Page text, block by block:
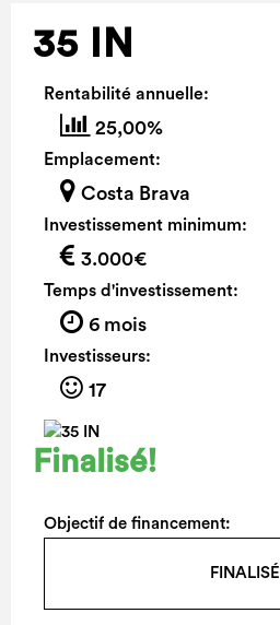
35 IN
Rentabilité annuelle:
25,00%
Emplacement:
Costa Brava
Investissement minimum:
3.000€
Temps d'investissement:
6 mois
Investisseurs:
17
Finalisé!
Objectif de financement:
FINALISÉ